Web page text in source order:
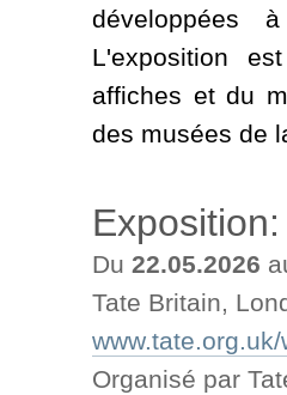
développées
L'exposition
affiches et du
des musées de
Du 22.05.2026
Tate Britain,
Organisé par